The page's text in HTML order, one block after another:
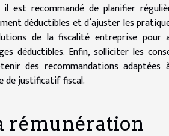
est recommandé de planifier
déductibles et d’ajuster les
de la fiscalité entreprise pour
déductibles. Enfin, solliciter les
des recommandations
justificatif fiscal.
rémunération